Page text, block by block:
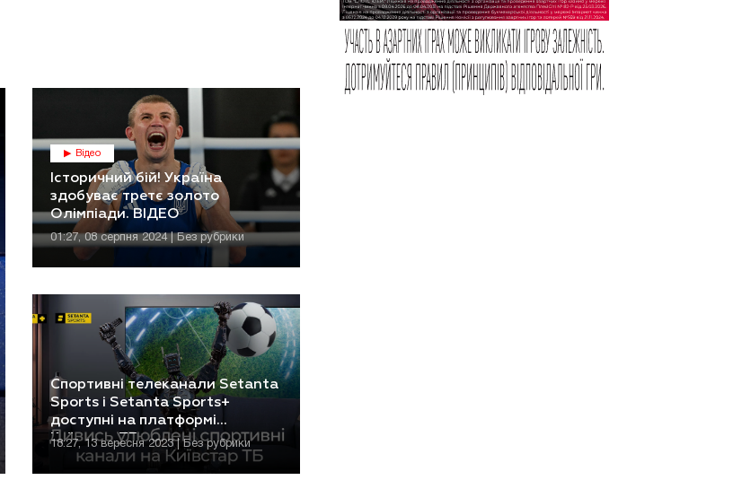
Відео
Історичний бій! Україна
здобуває третє золото
Олімпіади. ВІДЕО
01:27, 08 серпня 2024 | Без рубрики
Спортивні телеканали Setanta
Sports і Setanta Sports+
доступні на платформі
Київстар ТБ
18:27, 13 вересня 2023 | Без рубрики